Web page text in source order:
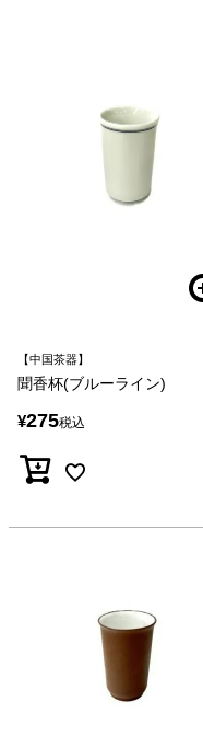
【中国茶器】
聞香杯(ブルーライン)
¥275税込